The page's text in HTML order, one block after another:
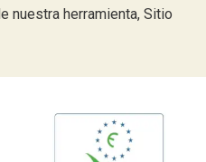
nuestra herramienta, Sitio